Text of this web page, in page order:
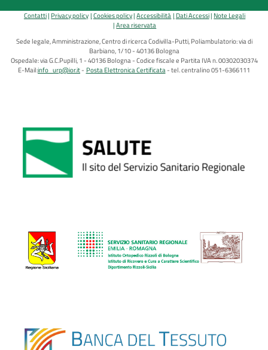
Contatti Privacy policy Cookies policy Accessibilità Dati Accessi Note Legali
Area riservata
Sede legale, Amministrazione, Centro di ricerca Codivilla-Putti, Poliambulatorio: via di
Barbiano, 1/10 - 40136 Bologna
Ospedale: via G.C.Pupilli, 1 - 40136 Bologna - Codice fiscale e Partita IVA n. 00302030374
E-Mail:info_urp@ior.it Posta Elettronica Certificata tel. centralino 051-6366111